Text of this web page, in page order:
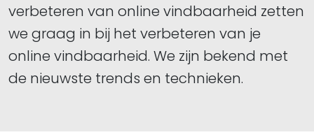
verbeteren van online vindbaarheid zetten
we graag in bij het verbeteren van je
online vindbaarheid. We zijn bekend met
de nieuwste trends en technieken.